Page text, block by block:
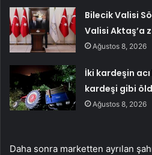
Bilecik Valisi
Valisi Aktaş’a
Ağustos 8, 2026
İki kardeşin
kardeşi gibi
Ağustos 8, 2026
Daha sonra marketten ayrılan